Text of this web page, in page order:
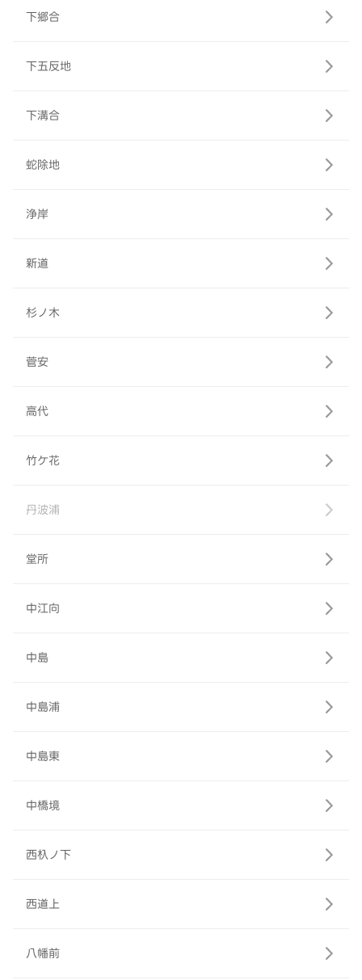
下郷合
下五反地
下溝合
蛇除地
浄岸
新道
杉ノ木
菅安
高代
竹ケ花
丹波浦
堂所
中江向
中島
中島浦
中島東
中橋境
西杁ノ下
西道上
八幡前